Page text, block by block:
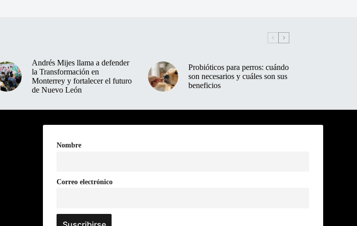
Andrés Mijes llama a defender
la Transformación en
Monterrey y fortalecer el futuro
de Nuevo León
Probióticos para perros: cuándo
son necesarios y cuáles son sus
beneficios
Nombre
Correo electrónico